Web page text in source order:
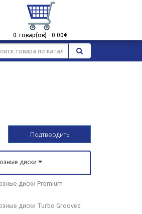
0 товар(ов) - 0.00€
Подтвердить
диски
диски Premium
диски Turbo Grooved